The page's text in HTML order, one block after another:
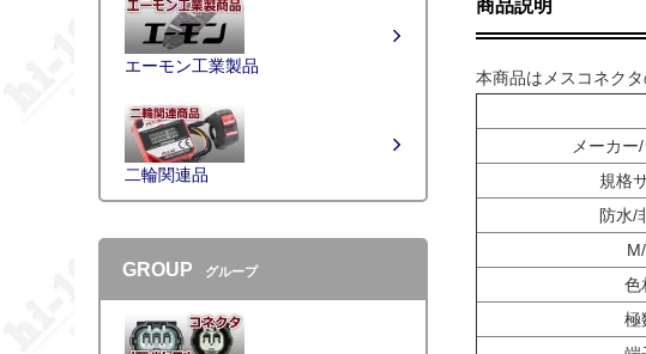
商品説明
本商品はメスコネク
メーカー
規格
防水/
色
極
エーモン工業製品
二輪関連品
GROUP グループ